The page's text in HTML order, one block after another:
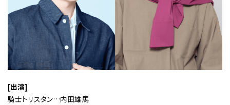
[出演]
騎士トリスタン…内田雄馬